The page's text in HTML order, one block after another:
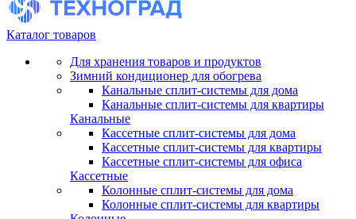
Каталог товаров
Для хранения товаров и продуктов
Зимний кондиционер для обогрева
Канальные сплит-системы для дома
Канальные сплит-системы для квартиры
Канальные
Кассетные сплит-системы для дома
Кассетные сплит-системы для квартиры
Кассетные сплит-системы для офиса
Кассетные
Колонные сплит-системы для дома
Колонные сплит-системы для квартиры